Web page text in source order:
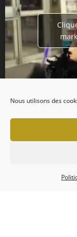
Nous utilisons des